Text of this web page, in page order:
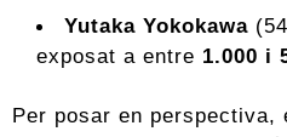
Yutaka Yokokawa
exposat a entre 1.000 i
Per posar en perspectiva,